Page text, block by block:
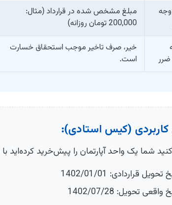
مبلغ مشخص شده در قرارداد (مثال:
200,000 تومان روزانه)
ضرر
خیر، صرف تاخیر موجب استحقاق خسارت
است.
کاربردی (کیس استادی):
شما یک واحد آپارتمان را پیش‌خرید کرده‌اید
قراردادی: 1402/01/01
واقعی تحویل: 1402/07/28